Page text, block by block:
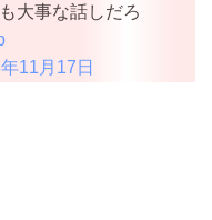
大事な話しだろ
11月17日